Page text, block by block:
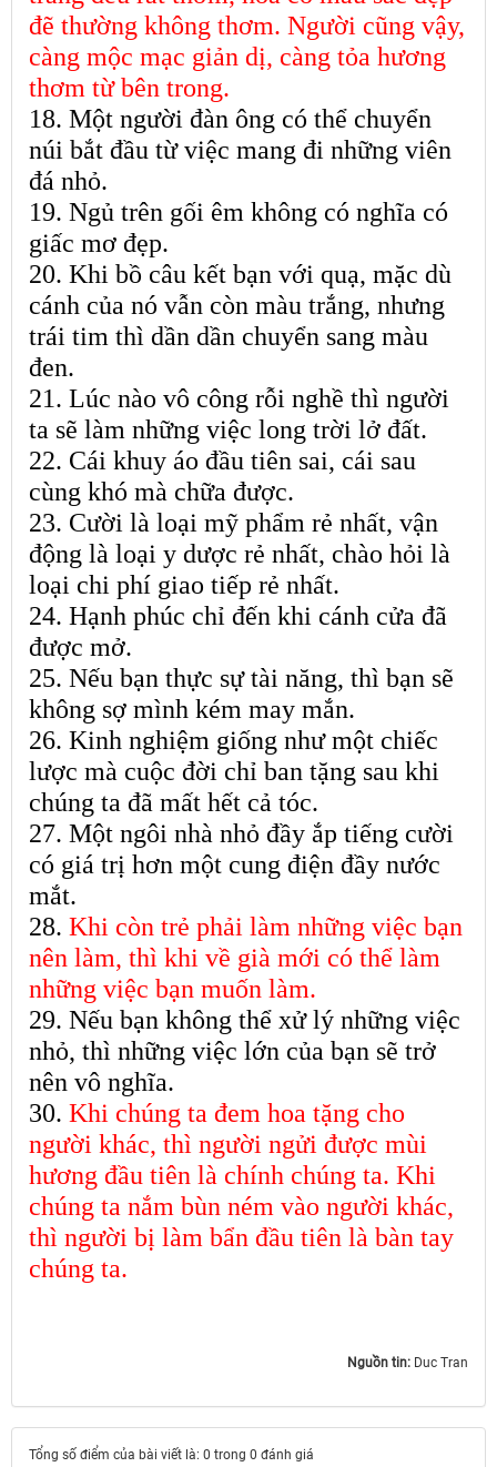
đẽ thường không thơm. Người cũng vậy,
càng mộc mạc giản dị, càng tỏa hương
thơm từ bên trong.
18. Một người đàn ông có thể chuyển
núi bắt đầu từ việc mang đi những viên
đá nhỏ.
19. Ngủ trên gối êm không có nghĩa có
giấc mơ đẹp.
20. Khi bồ câu kết bạn với quạ, mặc dù
cánh của nó vẫn còn màu trắng, nhưng
trái tim thì dần dần chuyển sang màu
đen.
21. Lúc nào vô công rỗi nghề thì người
ta sẽ làm những việc long trời lở đất.
22. Cái khuy áo đầu tiên sai, cái sau
cùng khó mà chữa được.
23. Cười là loại mỹ phẩm rẻ nhất, vận
động là loại y dược rẻ nhất, chào hỏi là
loại chi phí giao tiếp rẻ nhất.
24. Hạnh phúc chỉ đến khi cánh cửa đã
được mở.
25. Nếu bạn thực sự tài năng, thì bạn sẽ
không sợ mình kém may mắn.
26. Kinh nghiệm giống như một chiếc
lược mà cuộc đời chỉ ban tặng sau khi
chúng ta đã mất hết cả tóc.
27. Một ngôi nhà nhỏ đầy ắp tiếng cười
có giá trị hơn một cung điện đầy nước
mắt.
28. Khi còn trẻ phải làm những việc bạn
nên làm, thì khi về già mới có thể làm
những việc bạn muốn làm.
29. Nếu bạn không thể xử lý những việc
nhỏ, thì những việc lớn của bạn sẽ trở
nên vô nghĩa.
30. Khi chúng ta đem hoa tặng cho
người khác, thì người ngửi được mùi
hương đầu tiên là chính chúng ta. Khi
chúng ta nắm bùn ném vào người khác,
thì người bị làm bẩn đầu tiên là bàn tay
chúng ta.
Nguồn tin: Duc Tran
Tổng số điểm của bài viết là: 0 trong 0 đánh giá